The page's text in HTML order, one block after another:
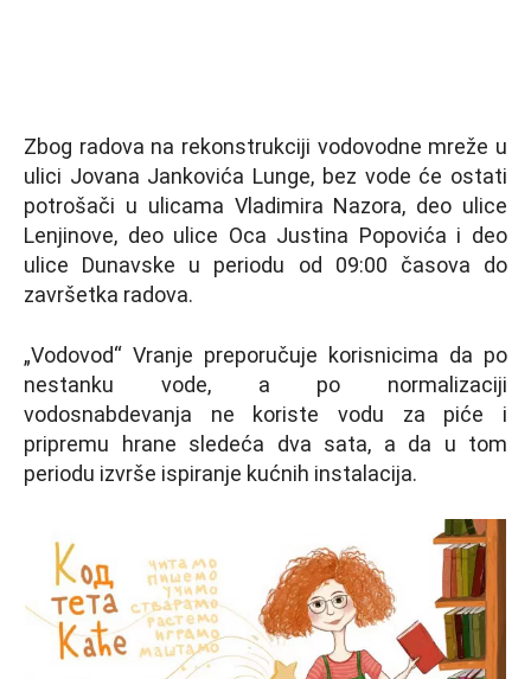
Zbog radova na rekonstrukciji vodovodne mreže u
ulici Jovana Jankovića Lunge, bez vode će ostati
potrošači u ulicama Vladimira Nazora, deo ulice
Lenjinove, deo ulice Oca Justina Popovića i deo
ulice Dunavske u periodu od 09:00 časova do
završetka radova.
„Vodovod“ Vranje preporučuje korisnicima da po
nestanku vode, a po normalizaciji
vodosnabdevanja ne koriste vodu za piće i
pripremu hrane sledeća dva sata, a da u tom
periodu izvrše ispiranje kućnih instalacija.